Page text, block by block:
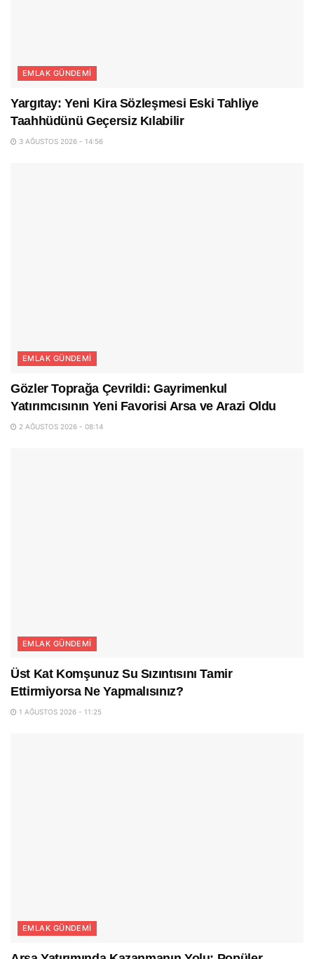
EMLAK GÜNDEMI
Yargıtay: Yeni Kira Sözleşmesi Eski Tahliye
Taahhüdünü Geçersiz Kılabilir
3 AĞUSTOS 2026 - 14:56
EMLAK GÜNDEMI
Gözler Toprağa Çevrildi: Gayrimenkul
Yatırımcısının Yeni Favorisi Arsa ve Arazi Oldu
2 AĞUSTOS 2026 - 08:14
EMLAK GÜNDEMI
Üst Kat Komşunuz Su Sızıntısını Tamir
Ettirmiyorsa Ne Yapmalısınız?
1 AĞUSTOS 2026 - 11:25
EMLAK GÜNDEMI